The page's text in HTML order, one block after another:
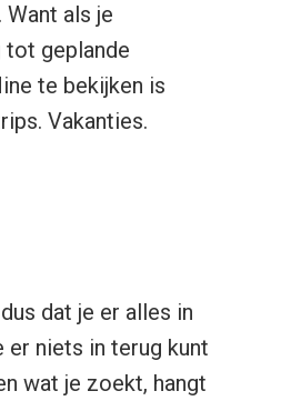
als je
geplande
te bekijken is
Vakanties.
dat je er alles in
er niets in terug kunt
wat je zoekt, hangt